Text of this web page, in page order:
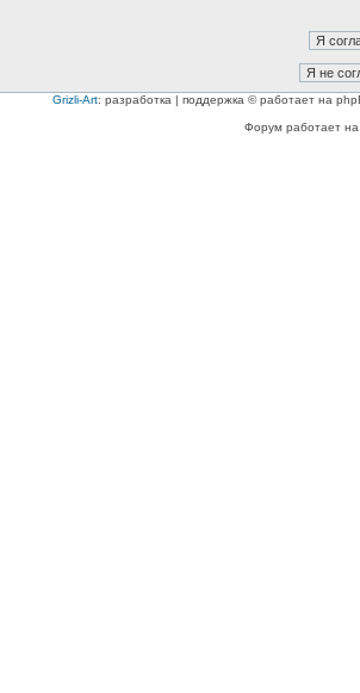
Grizli-Art: разработка | поддержка © работает на
Форум работает